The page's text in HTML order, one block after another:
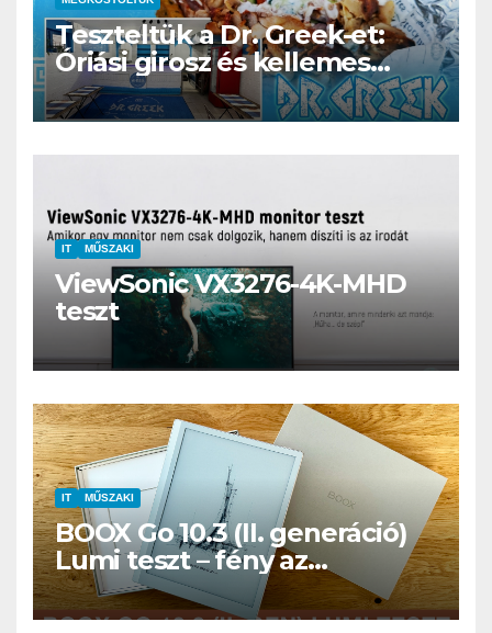
Teszteltük a Dr. Greek-et:
Óriási girosz és kellemes
kerthelyiség Csepel szívében
IT MŰSZAKI
ViewSonic VX3276-4K-MHD
teszt
IT MŰSZAKI
BOOX Go 10.3 (II. generáció)
Lumi teszt – fény az
éjszakában, fél könyvtár a
családi csomagban